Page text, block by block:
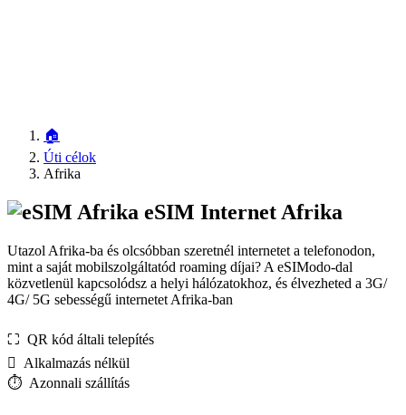
🏠
Úti célok
Afrika
eSIM Internet Afrika
Utazol Afrika-ba és olcsóbban szeretnél internetet a telefonodon,
mint a saját mobilszolgáltatód roaming díjai? A eSIModo-dal
közvetlenül kapcsolódsz a helyi hálózatokhoz, és élvezheted a 3G/
4G/ 5G sebességű internetet Afrika-ban
⛶️️ QR kód általi telepítés
️ Alkalmazás nélkül
⏱️️ Azonnali szállítás